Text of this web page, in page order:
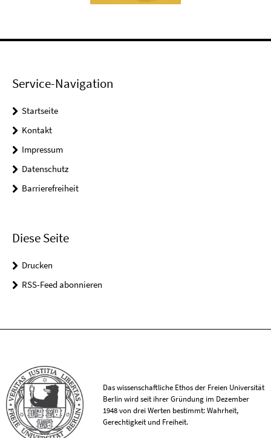
Service-Navigation
Startseite
Kontakt
Impressum
Datenschutz
Barrierefreiheit
Diese Seite
Drucken
RSS-Feed abonnieren
Das wissenschaftliche Ethos der Freien Universität
Berlin wird seit ihrer Gründung im Dezember
1948 von drei Werten bestimmt: Wahrheit,
Gerechtigkeit und Freiheit.